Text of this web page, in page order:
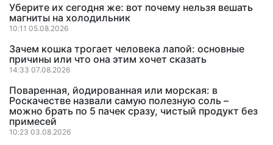
Уберите их сегодня же: вот почему нельзя вешать
магниты на холодильник
10:11 05.08.2026
Зачем кошка трогает человека лапой: основные
причины или что она этим хочет сказать
14:33 07.08.2026
Поваренная, йодированная или морская: в
Роскачестве назвали самую полезную соль –
можно брать по 5 пачек сразу, чистый продукт без
примесей
10:23 03.08.2026